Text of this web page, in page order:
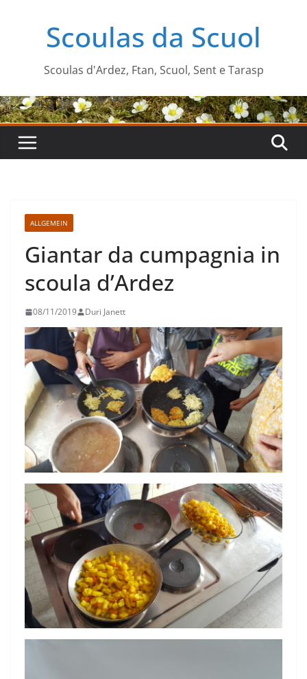
Scoulas da Scuol
Scoulas d'Ardez, Ftan, Scuol, Sent e Tarasp
ALLGEMEIN
Giantar da cumpagnia in
scoula d’Ardez
08/11/2019 Duri Janett